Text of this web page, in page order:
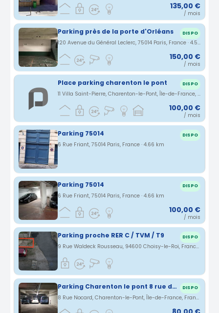
135,00 €
/ mois
Parking près de la porte d'Orléans DISPO
120 Avenue du Général Leclerc, 75014 Paris, France · 4.5 km
150,00 €
/ mois
Place parking charenton le pont DISPO
11 Villa Saint-Pierre, Charenton-le-Pont, Île-de-France, France · 4.65 km
100,00 €
/ mois
Parking 75014 DISPO
6 Rue Friant, 75014 Paris, France · 4.66 km
Parking 75014 DISPO
6 Rue Friant, 75014 Paris, France · 4.66 km
100,00 €
/ mois
Parking proche RER C / TVM / T9 DISPO
9 Rue Waldeck Rousseau, 94600 Choisy-le-Roi, France · 4.88 km
Parking Charenton le pont 8 rue de Nocard 94220 80€ voiture moto 50€ DISPO
8 Rue Nocard, Charenton-le-Pont, Île-de-France, France · 4.93 km